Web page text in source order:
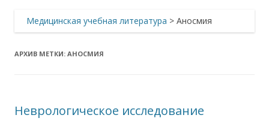
Медицинская учебная литература > Аносмия
АРХИВ МЕТКИ: АНОСМИЯ
Неврологическое исследование